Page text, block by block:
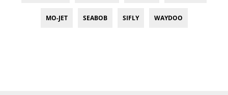
MO-JET SEABOB SIFLY WAYDOO